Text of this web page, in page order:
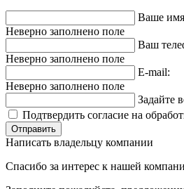
Ваше
Неверно заполнено поле
Ваш
Неверно заполнено поле
E-mail:
Неверно заполнено поле
Задайте
Подтвердить согласие на
Написать владельцу компании
Спасибо за интерес к нашей